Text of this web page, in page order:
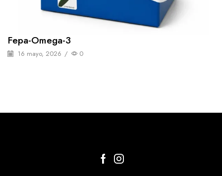
Fepa-Omega-3
16 mayo, 2026 / 0